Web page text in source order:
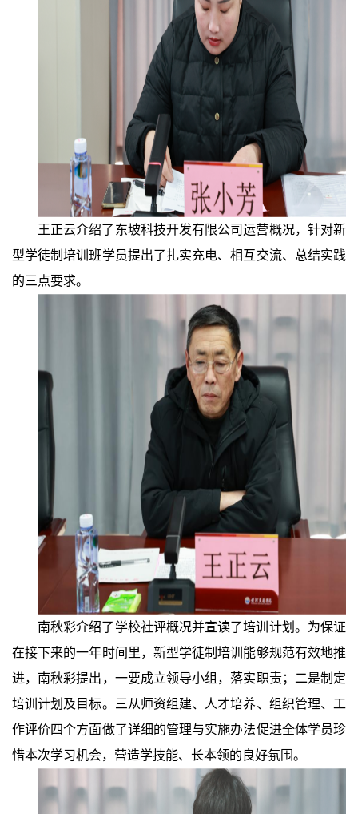
王正云介绍了东坡科技开发有限公司运营概况，针对新
型学徒制培训班学员提出了扎实充电、相互交流、总结实践
的三点要求。
南秋彩介绍了学校社评概况并宣读了培训计划。为保证
在接下来的一年时间里，新型学徒制培训能够规范有效地推
进，南秋彩提出，一要成立领导小组，落实职责；二是制定
培训计划及目标。三从师资组建、人才培养、组织管理、工
作评价四个方面做了详细的管理与实施办法促进全体学员珍
惜本次学习机会，营造学技能、长本领的良好氛围。